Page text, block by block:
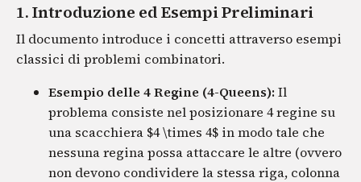
1. Introduzione ed Esempi Preliminari
Il documento introduce i concetti attraverso esempi
classici di problemi combinatori.
Esempio delle 4 Regine (4-Queens): Il
problema consiste nel posizionare 4 regine su
una scacchiera $4 \times 4$ in modo tale che
nessuna regina possa attaccare le altre (ovvero
non devono condividere la stessa riga, colonna